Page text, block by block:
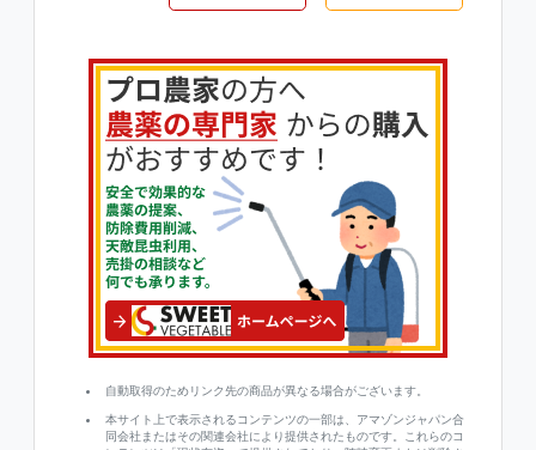
自動取得のためリンク先の商品が異なる場合がございます。
本サイト上で表示されるコンテンツの一部は、アマゾンジャパン合
同会社またはその関連会社により提供されたものです。これらのコ